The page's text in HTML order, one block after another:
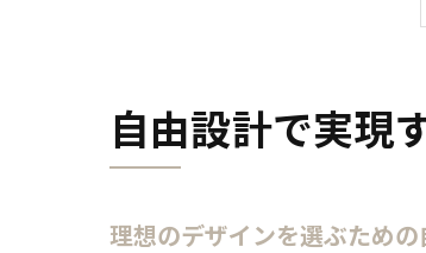
自由設計で実現
理想のデザインを選ぶため